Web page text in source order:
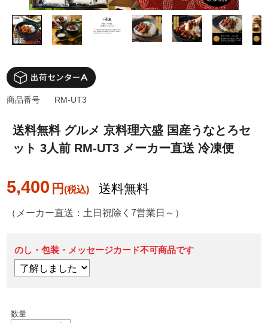
送料無料 グルメ 京料理六盛 国産うなとろセ
ット 3人前 RM-UT3 メーカー直送 冷凍便
5,400 円 送料無料
商品番号 RM-UT3
（メーカー直送：土日祝除く7営業日～）
のし・包装・メッセージカード不可商品です